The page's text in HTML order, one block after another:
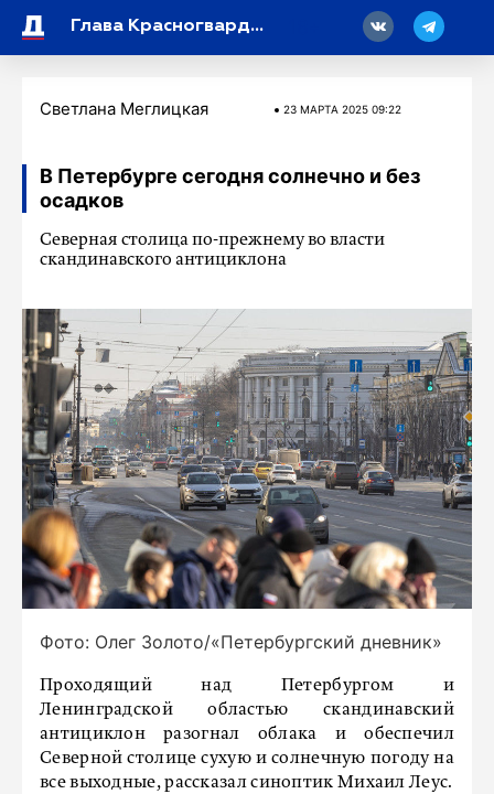
Глава Красногвардейского района Андрей Хорт провел обход с жителями Старой Ржевки
Светлана Меглицкая 23 МАРТA 2025 09:22
В Петербурге сегодня солнечно и без
осадков
Северная столица по-прежнему во власти
скандинавского антициклона
Фото: Олег Золото/«Петербургский дневник»
Проходящий над Петербургом и
Ленинградской областью скандинавский
антициклон разогнал облака и обеспечил
Северной столице сухую и солнечную погоду на
все выходные, рассказал синоптик Михаил Леус.